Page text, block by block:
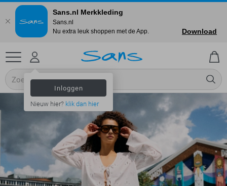
Inloggen
Nieuw hier? klik dan hier
Sans.nl Merkkleding
Sans.nl
Nu extra leuk shoppen met de App.
Download